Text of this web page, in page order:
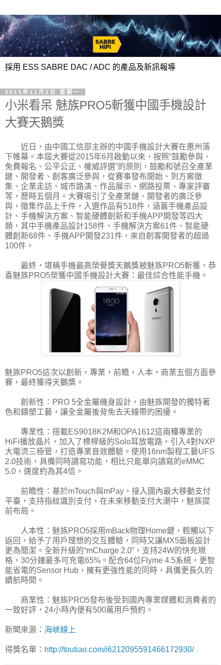
採用 ESS SABRE DAC / ADC 的產品及新訊報導
2015年11月2日 星期一
小米看呆 魅族PRO5斬獲中國手機設計
大賽天鵝獎
近日，由中國工信部主辦的中國手機設計大賽在惠州落
下帷幕。本屆大賽從2015年6月啟動以來，按照“鼓勵參與、
免費報名、公平公正、權威評選”的原則，鼓勵和號召全產業
鏈、開發者、創客廣泛參與，從賽事發布開始、到方案徵
集、企業走訪、城市路演、作品展示、網路投票、專家評審
等，歷時五個月。大賽吸引了全產業鏈、開發者的廣泛參
與，徵集作品上千件，入選作品有518件，涵蓋手機產品設
計、手機解決方案、智能硬體創新和手機APP開發等四大
類，其中手機產品設計158件、手機解決方案61件、智能硬
體創新68件、手機APP開發231件，來自創客開發者的超過
100件。
最終，堪稱手機最高榮譽獎天鵝獎被魅族PRO5斬獲，恭
喜魅族PRO5榮獲中國手機設計大賽：最佳綜合性能手機。
魅族PRO5這次以創新，專業，前瞻，人本，商業五個方面參
賽，最終獲得天鵝獎。
創新性：PRO 5全金屬機身設計，由魅族開發的獨特著
色和鑄塑工藝，讓全金屬後背免去天線帶的困擾。
專業性：搭載ES9018K2M和OPA1612這兩種專業的
HiFi播放晶片，加入了標桿級的Solo耳放電路，引入4對NXP
大電流三極管，打造專業音效體驗。使用16nm製程工藝UFS
2.0技術，具備同時讀寫功能，相比只能單向讀寫的eMMC
5.0，速度約為其4倍。
前瞻性：基於mTouch與mPay，接入國內最大移動支付
平臺，支持指紋識別支付，在未來移動支付大潮中，魅族提
前布局。
人本性：魅族PRO5採用mBack物理Home鍵，輕觸以下
返回，給予了用戶理想的交互體驗，同時又讓MX5面板設計
更為簡潔。全新升級的“mCharge 2.0”，支持24W的快充規
格，30分鐘最多可充電65%。配合64位Flyme 4.5系統，更智
能省電的Sensor Hub，擁有更強性能的同時，具備更長久的
續航時間。
商業性：魅族PRO5發布後受到國內專業媒體和消費者的
一致好評，24小時內便有500萬用戶預約。
新聞來源： 海峽線上
得獎名單： http://toutiao.com/i6212095591466172930/